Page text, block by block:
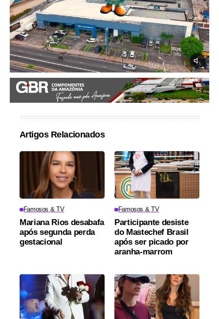
Artigos Relacionados
Famosos & TV
Mariana Rios desabafa
após segunda perda
gestacional
Famosos & TV
Participante desiste
do Mastechef Brasil
após ser picado por
aranha-marrom